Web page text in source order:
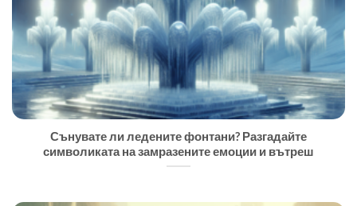
Сънувате ли ледените фонтани? Разгадайте
символиката на замразените емоции и вътреш